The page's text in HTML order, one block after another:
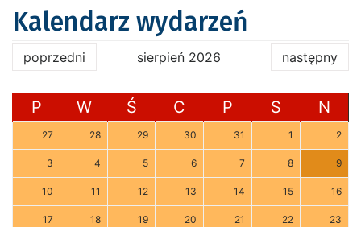
Kalendarz wydarzeń
poprzedni sierpień 2026 następny
P W Ś C P S N
27 28 29 30 31 1 2
3 4 5 6 7 8 9
10 11 12 13 14 15 16
17 18 19 20 21 22 23